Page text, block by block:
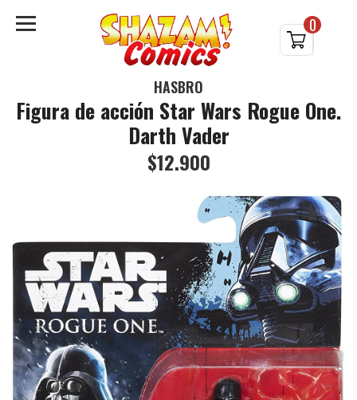
0
HASBRO
Figura de acción Star Wars Rogue One.
Darth Vader
$12.900